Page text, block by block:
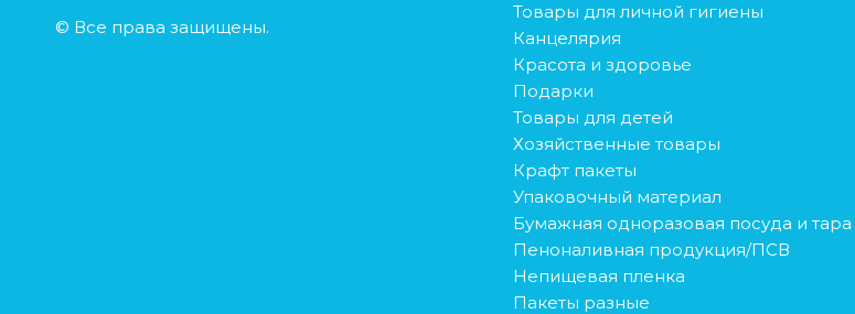
© Все права защищены.
Товары для личной гигиены
Канцелярия
Красота и здоровье
Подарки
Товары для детей
Хозяйственные товары
Крафт пакеты
Упаковочный материал
Бумажная одноразовая посуда и тара
Пеноналивная продукция/ПСВ
Непищевая пленка
Пакеты разные